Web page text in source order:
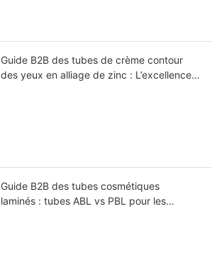
Guide B2B des tubes de crème contour
des yeux en alliage de zinc : L’excellence
Guide B2B des tubes cosmétiques
laminés : tubes ABL vs PBL pour les